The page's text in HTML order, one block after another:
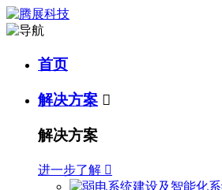
首页
解决方案 
解决方案
进一步了解 